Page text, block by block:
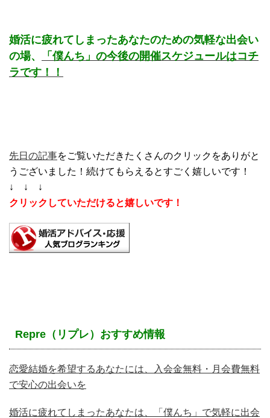
婚活に疲れてしまったあなたのための気軽な出会い
の場、
「僕んち」の今後の開催スケジュールはコチ
ラです！！
先日の記事をご覧いただきたくさんのクリックをありがと
うございました！続けてもらえるとすごく嬉しいです！
↓ ↓ ↓
クリックしていただけると嬉しいです！
Repre（リプレ）おすすめ情報
恋愛結婚を希望するあなたには、入会金無料・月会費無料
で安心の出会いを
婚活に疲れてしまったあなたは、「僕んち」で気軽に出会